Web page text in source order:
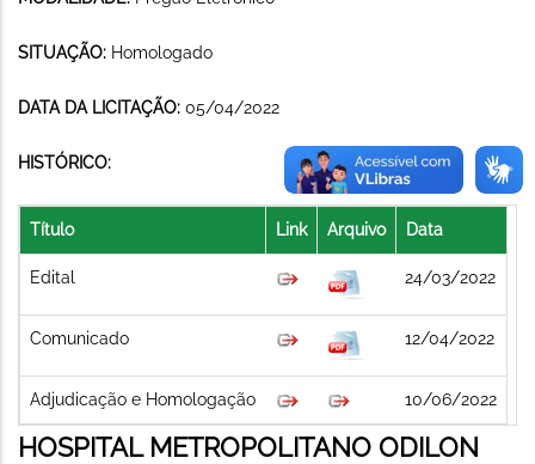
SITUAÇÃO: Homologado
DATA DA LICITAÇÃO: 05/04/2022
HISTÓRICO:
Título Link Arquivo Data
Edital 24/03/2022
Comunicado 12/04/2022
Adjudicação e Homologação 10/06/2022
HOSPITAL METROPOLITANO ODILON